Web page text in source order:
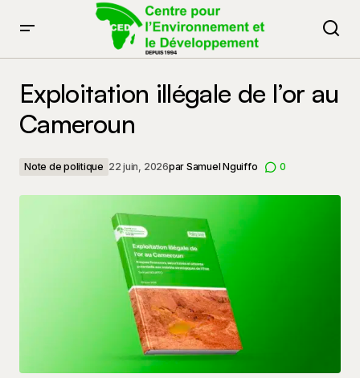
Exploitation illégale de l’or au
Cameroun
Note de politique 22 juin, 2026par Samuel Nguiffo 0